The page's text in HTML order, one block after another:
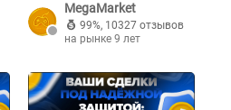
MegaMarket
99%, 10327 отзывов
на рынке 9 лет